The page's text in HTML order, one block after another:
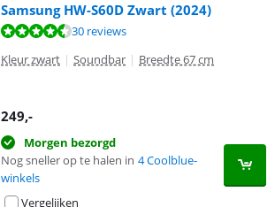
Samsung HW-S60D Zwart (2024)
Beoordeling is 8,5 van de 10, gebaseerd op 30 reviews.
30 reviews
Kleur zwart | Soundbar | Breedte 67 cm
249,-
Morgen bezorgd
Nog sneller op te halen in 4 Coolblue-
winkels
Vergelijken
Beoordeling is 8,3 van de 10, gebaseerd op 48 reviews.
Beoordeling is 8,3 van de 10, gebaseerd op 15 reviews.